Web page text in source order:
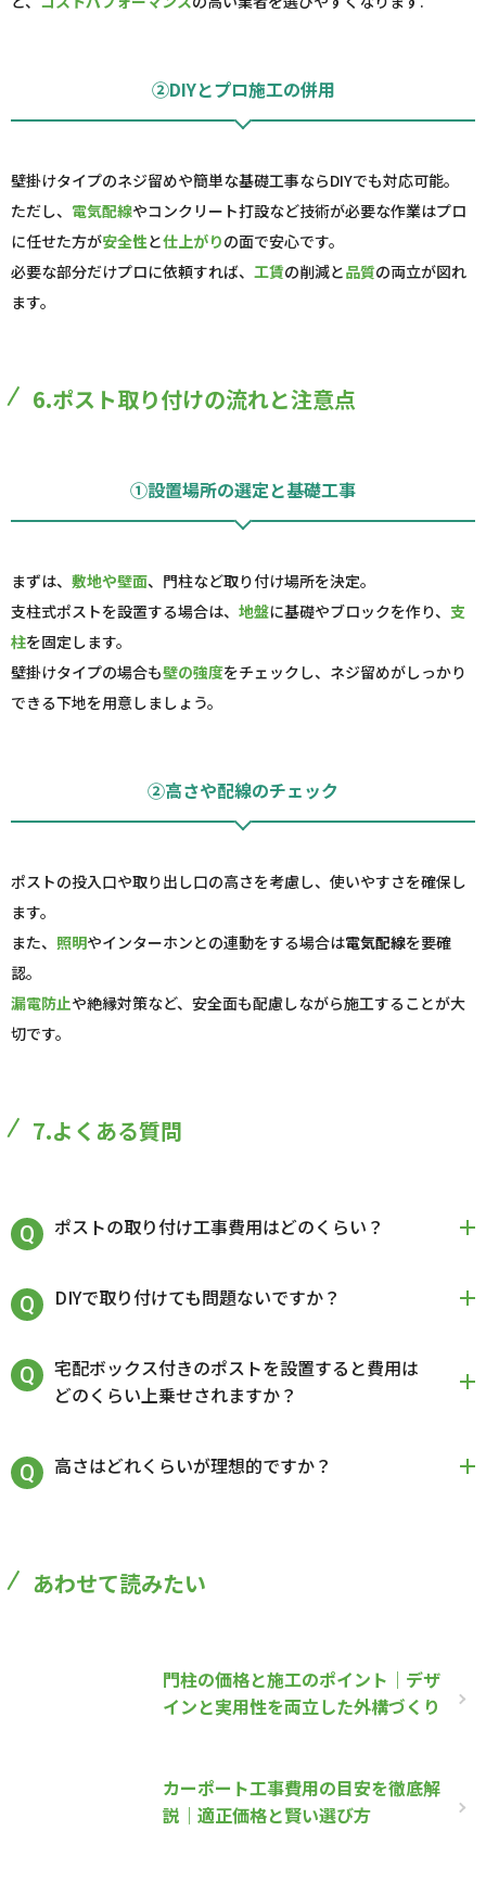
②DIYとプロ施工の併用
壁掛けタイプのネジ留めや簡単な基礎工事ならDIYでも対応可能。
ただし、 電気配線やコンクリート打設など技術が必要な作業はプロ
に任せた方が安全性と仕上がりの面で安心です。
必要な部分だけプロに依頼すれば、 工賃の削減と品質の両立が図れ
ます。
6.ポスト取り付けの流れと注意点
①設置場所の選定と基礎工事
まずは、 敷地や壁面、門柱など取り付け場所を決定。
支柱式ポストを設置する場合は、 地盤に基礎やブロックを作り、 支
柱を固定します。
壁掛けタイプの場合も壁の強度をチェックし、ネジ留めがしっかり
できる下地を用意しましょう。
②高さや配線のチェック
ポストの投入口や取り出し口の高さを考慮し、使いやすさを確保し
ます。
また、 照明やインターホンとの連動をする場合は電気配線を要確
認。
漏電防止や絶縁対策など、安全面も配慮しながら施工することが大
切です。
7.よくある質問
ポストの取り付け工事費用はどのくらい？
DIYで取り付けても問題ないですか？
宅配ボックス付きのポストを設置すると費用は
どのくらい上乗せされますか？
高さはどれくらいが理想的ですか？
あわせて読みたい
門柱の価格と施工のポイント｜デザ
インと実用性を両立した外構づくり
カーポート工事費用の目安を徹底解
説｜適正価格と賢い選び方